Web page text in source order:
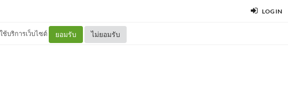
LOG IN
ช้บริการเว็บไซต์ ยอมรับ ไม่ยอมรับ